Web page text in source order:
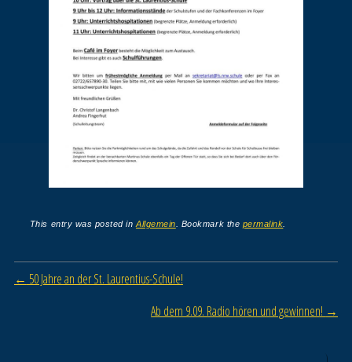
This entry was posted inAllgemein . Bookmark the permalink
Post navigation
← 50 Jahre an der St. Laurentius-Schule!
Ab dem 9.09. Radio hören und gewinnen! →